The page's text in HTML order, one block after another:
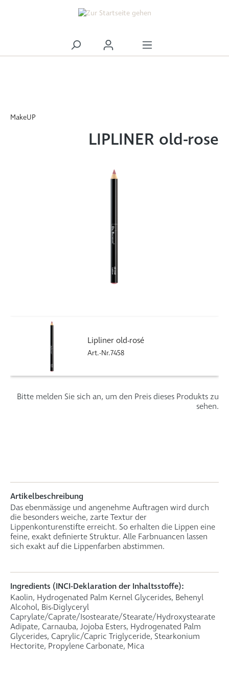
MakeUP
LIPLINER old-rose
Lipliner old-rosé
Art.-Nr.7458
Bitte melden Sie sich an, um den Preis dieses Produkts zu
sehen.
Artikelbeschreibung
Das ebenmässige und angenehme Auftragen wird durch
die besonders weiche, zarte Textur der
Lippenkonturenstifte erreicht. So erhalten die Lippen eine
feine, exakt definierte Struktur. Alle Farbnuancen lassen
sich exakt auf die Lippenfarben abstimmen.
Ingredients (INCI-Deklaration der Inhaltsstoffe):
Kaolin, Hydrogenated Palm Kernel Glycerides, Behenyl
Alcohol, Bis-Diglyceryl
Caprylate/Caprate/Isostearate/Stearate/Hydroxystearate
Adipate, Carnauba, Jojoba Esters, Hydrogenated Palm
Glycerides, Caprylic/Capric Triglyceride, Stearkonium
Hectorite, Propylene Carbonate, Mica